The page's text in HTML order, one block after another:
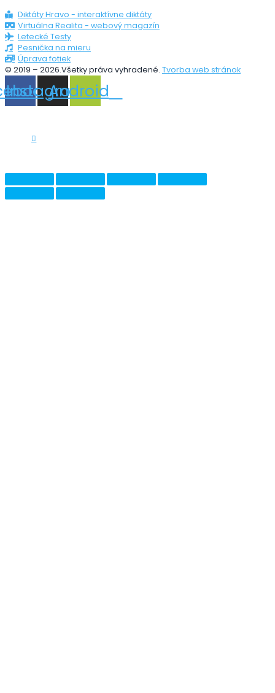
Diktáty Hravo - interaktívne diktáty
Virtuálna Realita - webový magazín
Letecké Testy
Pesnička na mieru
Úprava fotiek
© 2019 – 2026.Všetky práva vyhradené. Tvorba web stránok
Instagram
Android